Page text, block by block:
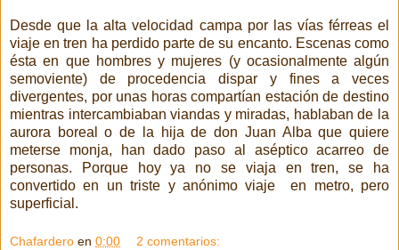
Desde que la alta velocidad campa por las vías férreas el
viaje en tren ha perdido parte de su encanto. Escenas como
ésta en que hombres y mujeres (y ocasionalmente algún
semoviente) de procedencia dispar y fines a veces
divergentes, por unas horas compartían estación de destino
mientras intercambiaban viandas y miradas, hablaban de la
aurora boreal o de la hija de don Juan Alba que quiere
meterse monja, han dado paso al aséptico acarreo de
personas. Porque hoy ya no se viaja en tren, se ha
convertido en un triste y anónimo viaje en metro, pero
superficial.
Chafardero en 0:00 2 comentarios: